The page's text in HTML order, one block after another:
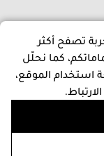
تصفح أكثر
كما نحلّل
استخدام الموقع،